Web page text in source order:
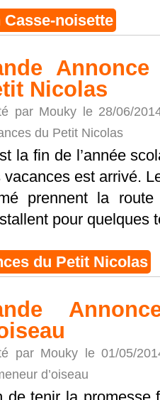
noisette
Nicolas
par Mouky le 28/06/
du Petit Nicolas
la fin de l’année
vacances est arrivé.
prennent la
pour quelques
du Petit Nicolas
par Mouky le 01/05/
d’oiseau